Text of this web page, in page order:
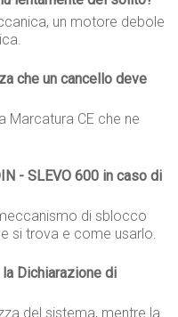
un motore debole
che un cancello deve
Marcatura CE che ne
- SLEVO 600 in caso di
di sblocco
si trova e come usarlo.
Dichiarazione di
del sistema, mentre la